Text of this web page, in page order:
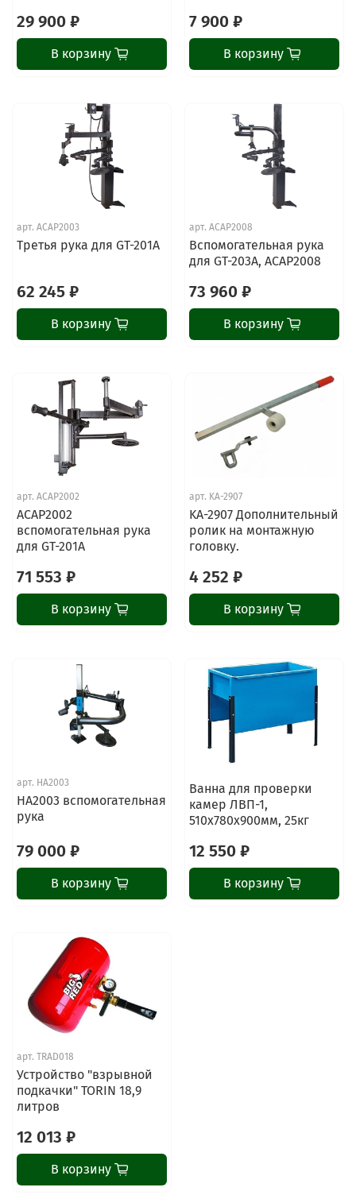
29 900 ₽
В корзину
7 900 ₽
В корзину
арт. ACAP2003
Третья рука для GT-201A
62 245 ₽
В корзину
арт. ACAP2008
Вспомогательная рука
для GT-203A, ACAP2008
73 960 ₽
В корзину
арт. ACAP2002
ACAP2002
вспомогательная рука
для GT-201A
71 553 ₽
В корзину
арт. KA-2907
KA-2907 Дополнительный
ролик на монтажную
головку.
4 252 ₽
В корзину
арт. HA2003
HA2003 вспомогательная
рука
79 000 ₽
В корзину
Ванна для проверки
камер ЛВП-1,
510х780х900мм, 25кг
12 550 ₽
В корзину
арт. TRAD018
Устройство "взрывной
подкачки" TORIN 18,9
литров
12 013 ₽
В корзину
ChatApp
online
Наши мессенджеры
Свяжитесь с нами через любой удобный
мессенджер!
Отдел продаж и сервис